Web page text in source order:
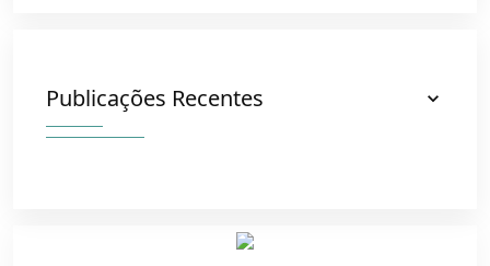
Publicações Recentes